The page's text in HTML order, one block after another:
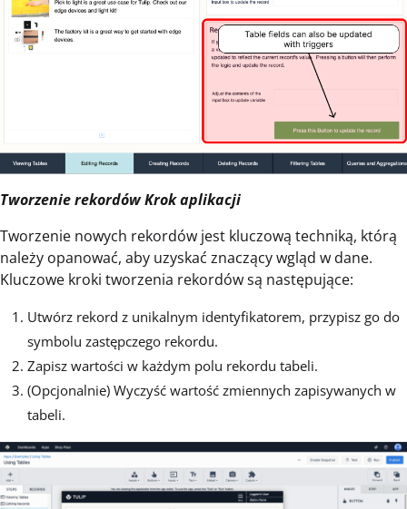
Tworzenie rekordów Krok aplikacji
Tworzenie nowych rekordów jest kluczową techniką, którą
należy opanować, aby uzyskać znaczący wgląd w dane.
Kluczowe kroki tworzenia rekordów są następujące:
Utwórz rekord z unikalnym identyfikatorem, przypisz go do
symbolu zastępczego rekordu.
Zapisz wartości w każdym polu rekordu tabeli.
(Opcjonalnie) Wyczyść wartość zmiennych zapisywanych w
tabeli.